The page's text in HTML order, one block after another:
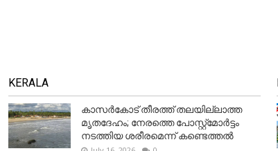
KERALA
കാസർകോട് തീരത്ത് തലയില്ലാത്ത
മൃതദേഹം; നേരത്തെ പോസ്റ്റ്‌മോർട്ടം
നടത്തിയ ശരീരമെന്ന് കണ്ടെത്തൽ